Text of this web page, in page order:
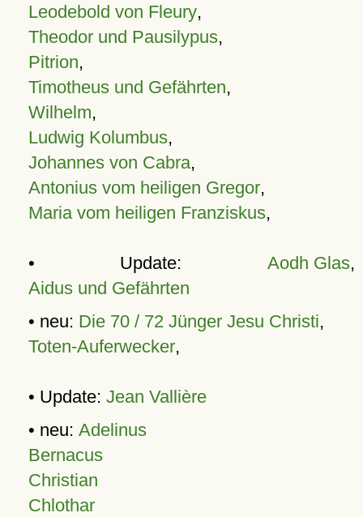
Leodebold von Fleury,
Theodor und Pausilypus,
Pitrion,
Timotheus und Gefährten,
Wilhelm,
Ludwig Kolumbus,
Johannes von Cabra,
Antonius vom heiligen Gregor,
Maria vom heiligen Franziskus,
• Update: Aodh Glas,
Aidus und Gefährten
• neu: Die 70 / 72 Jünger Jesu Christi,
Toten-Auferwecker,
• Update: Jean Vallière
• neu: Adelinus
Bernacus
Christian
Chlothar